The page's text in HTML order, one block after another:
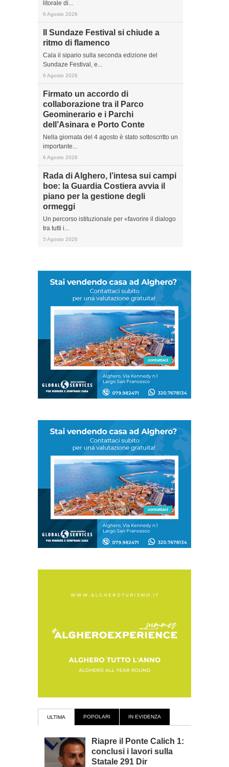
litorale di...
6 Agosto 2026
Il Sundaze Festival si chiude a
ritmo di flamenco
Cala il sipario sulla seconda edizione del
Sundaze Festival, e...
6 Agosto 2026
Firmato un accordo di
collaborazione tra il Parco
Geominerario e i Parchi
dell’Asinara e Porto Conte
Nella giornata del 4 agosto è stato sottoscritto un
importante...
6 Agosto 2026
Rada di Alghero, l’intesa sui campi
boe: la Guardia Costiera avvia il
piano per la gestione degli
ormeggi
Un percorso istituzionale per «favorire il dialogo
tra tutti i...
5 Agosto 2026
ULTIMA POPOLARI IN EVIDENZA
Riapre il Ponte Calich 1:
conclusi i lavori sulla
Statale 291 Dir